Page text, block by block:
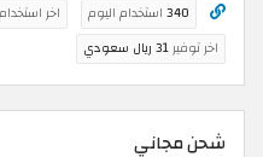
340 استخدام اليوم اخر
اخر توفير31 ريال سعودي
شحن مجاني